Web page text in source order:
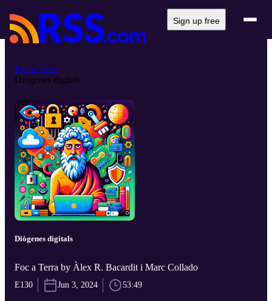
Sign up free
Foc a Terra
Diògenes digitals
Diògenes digitals
Foc a Terra by Àlex R. Bacardit i Marc Collado
E130 Jun 3, 2024 53:49